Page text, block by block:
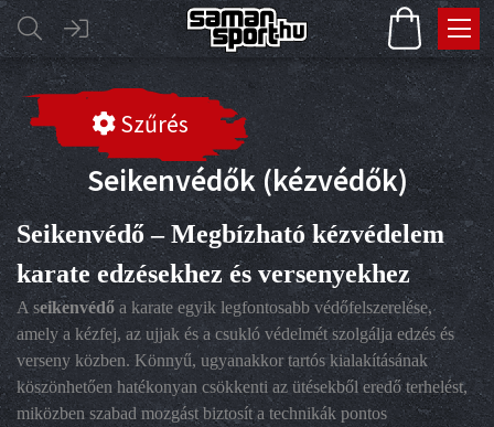
Szűrés
Seikenvédők (kézvédők)
Seikenvédő – Megbízható kézvédelem
karate edzésekhez és versenyekhez
A seikenvédő a karate egyik legfontosabb védőfelszerelése,
amely a kézfej, az ujjak és a csukló védelmét szolgálja edzés és
verseny közben. Könnyű, ugyanakkor tartós kialakításának
köszönhetően hatékonyan csökkenti az ütésekből eredő terhelést,
miközben szabad mozgást biztosít a technikák pontos